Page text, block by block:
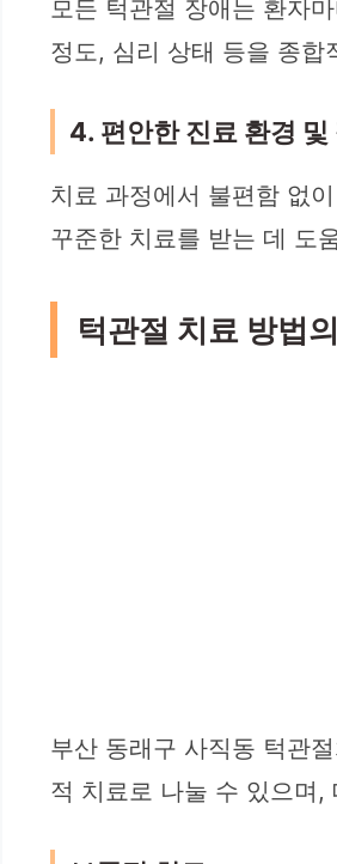
모든 턱관절 장애는 환자
정도, 심리 상태 등을 종합
4. 편안한 진료 환경 및
치료 과정에서 불편함 없
꾸준한 치료를 받는 데 도
턱관절 치료 방법
부산 동래구 사직동 턱관
적 치료로 나눌 수 있으며,